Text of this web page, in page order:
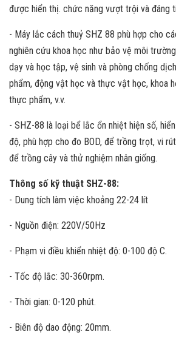
được hiển thị. chức năng vượt trội và đáng
- Máy lắc cách thuỷ SHZ 88 phù hợp cho
nghiên cứu khoa học như bảo vệ môi
dạy và học tập, vệ sinh và phòng chống
phẩm, động vật học và thực vật học, khoa
thực phẩm, v.v.
- SHZ-88 là loại bể lắc ổn nhiệt hiện số,
độ, phù hợp cho đo BOD, để trồng trọt, vi
để trồng cây và thử nghiệm nhân giống.
Thông số kỹ thuật SHZ-88:
- Dung tích làm việc khoảng 22-24 lít
- Nguồn điện: 220V/50Hz
- Phạm vi điều khiển nhiệt độ: 0-100 độ C.
- Tốc độ lắc: 30-360rpm.
- Thời gian: 0-120 phút.
- Biên độ dao động: 20mm.